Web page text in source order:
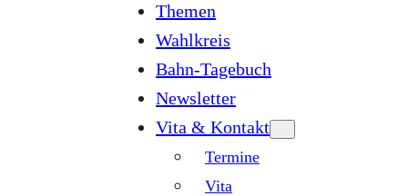
Themen
Wahlkreis
Bahn-Tagebuch
Newsletter
Vita & Kontakt
Termine
Vita